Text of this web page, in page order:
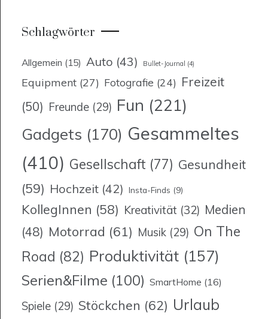
Schlagwörter
Allgemein (15) Auto (43) Bullet-Journal (4)
Equipment (27) Fotografie (24) Freizeit
(50) Freunde (29) Fun (221)
Gadgets (170) Gesammeltes
(410) Gesellschaft (77) Gesundheit
(59) Hochzeit (42) Insta-Finds (9)
KollegInnen (58) Kreativität (32) Medien
(48) Motorrad (61) Musik (29) On The
Road (82) Produktivität (157)
Serien&Filme (100) SmartHome (16)
Spiele (29) Stöckchen (62) Urlaub